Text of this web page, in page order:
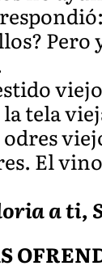
tela
El
a ti,